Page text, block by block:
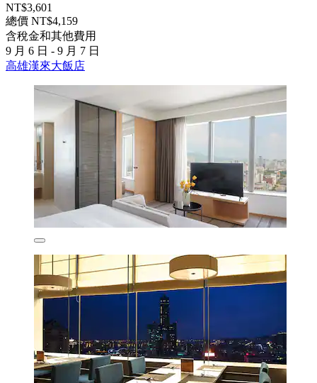
NT$3,601
總價 NT$4,159
含稅金和其他費用
9 月 6 日 - 9 月 7 日
高雄漢來大飯店